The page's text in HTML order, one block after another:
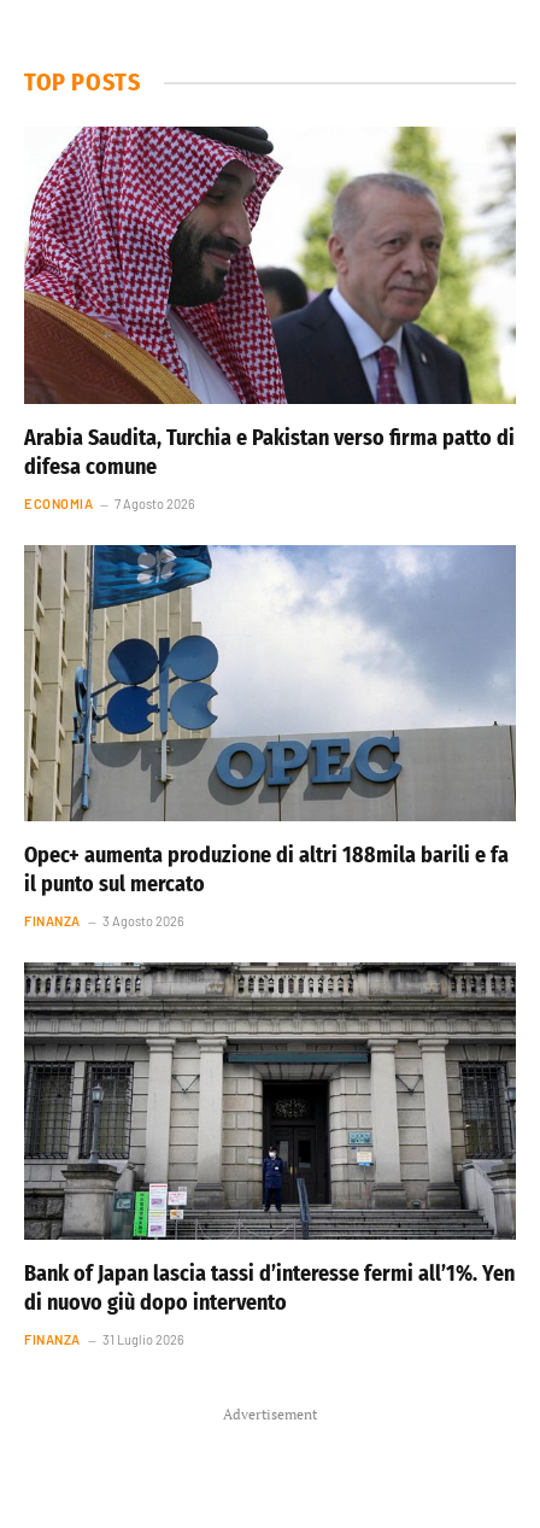
TOP POSTS
Arabia Saudita, Turchia e Pakistan verso firma patto di
difesa comune
ECONOMIA 7 Agosto 2026
Opec+ aumenta produzione di altri 188mila barili e fa
il punto sul mercato
FINANZA 3 Agosto 2026
Bank of Japan lascia tassi d’interesse fermi all’1%. Yen
di nuovo giù dopo intervento
FINANZA 31 Luglio 2026
Advertisement